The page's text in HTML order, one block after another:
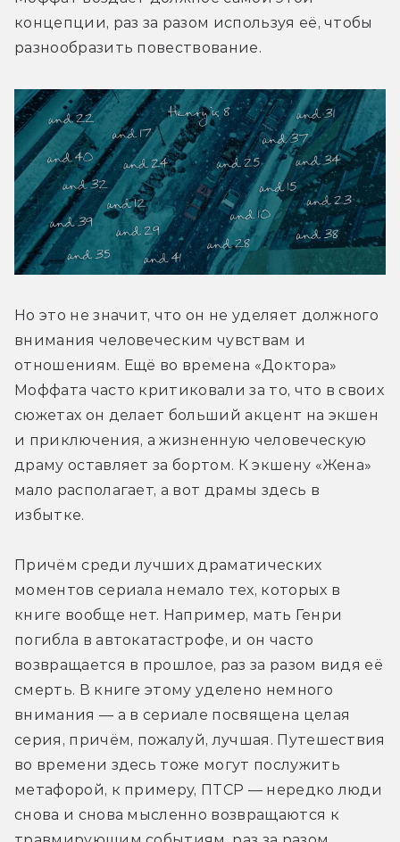
концепции, раз за разом используя её, чтобы
разнообразить повествование.
Но это не значит, что он не уделяет должного
внимания человеческим чувствам и
отношениям. Ещё во времена «Доктора»
Моффата часто критиковали за то, что в своих
сюжетах он делает больший акцент на экшен
и приключения, а жизненную человеческую
драму оставляет за бортом. К экшену «Жена»
мало располагает, а вот драмы здесь в
избытке.
Причём среди лучших драматических
моментов сериала немало тех, которых в
книге вообще нет. Например, мать Генри
погибла в автокатастрофе, и он часто
возвращается в прошлое, раз за разом видя её
смерть. В книге этому уделено немного
внимания — а в сериале посвящена целая
серия, причём, пожалуй, лучшая. Путешествия
во времени здесь тоже могут послужить
метафорой, к примеру, ПТСР — нередко люди
снова и снова мысленно возвращаются к